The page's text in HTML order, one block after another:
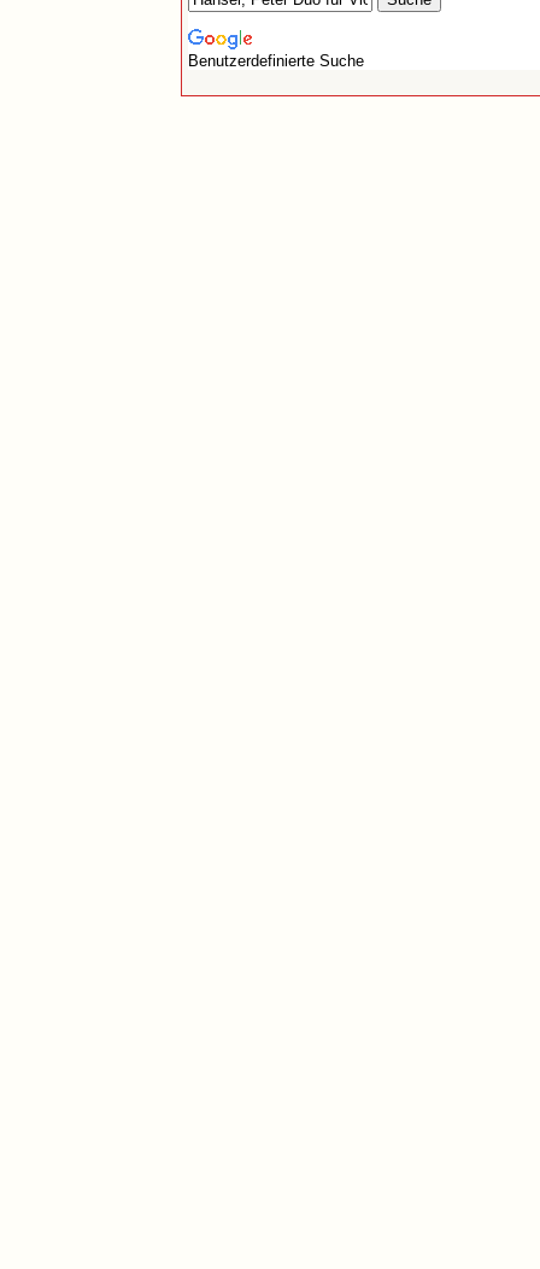
Benutzerdefinierte Suche